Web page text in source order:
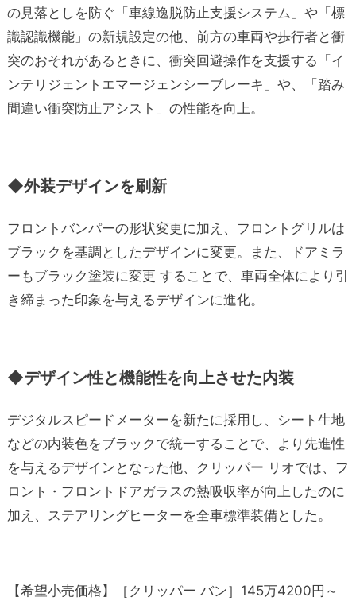
の見落としを防ぐ「車線逸脱防止支援システム」や「標
識認識機能」の新規設定の他、前方の車両や歩行者と衝
突のおそれがあるときに、衝突回避操作を支援する「イ
ンテリジェントエマージェンシーブレーキ」や、「踏み
間違い衝突防止アシスト」の性能を向上。
◆外装デザインを刷新
フロントバンパーの形状変更に加え、フロントグリルは
ブラックを基調としたデザインに変更。また、ドアミラ
ーもブラック塗装に変更 することで、車両全体により引
き締まった印象を与えるデザインに進化。
◆デザイン性と機能性を向上させた内装
デジタルスピードメーターを新たに採用し、シート生地
などの内装色をブラックで統一することで、より先進性
を与えるデザインとなった他、クリッパー リオでは、フ
ロント・フロントドアガラスの熱吸収率が向上したのに
加え、ステアリングヒーターを全車標準装備とした。
【希望小売価格】［クリッパー バン］145万4200円～